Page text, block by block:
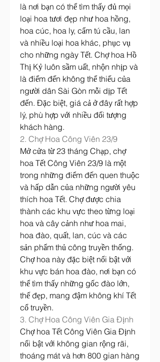
là nơi bạn có thể tìm thấy đủ mọi
loại hoa tươi đẹp như hoa hồng,
hoa cúc, hoa ly, cẩm tú cầu, lan
và nhiều loại hoa khác, phục vụ
cho những ngày Tết. Chợ hoa Hồ
Thị Kỷ luôn sầm uất, nhộn nhịp và
là điểm đến không thể thiếu của
người dân Sài Gòn mỗi dịp Tết
đến. Đặc biệt, giá cả ở đây rất hợp
lý, phù hợp với nhiều đối tượng
khách hàng.
2. Chợ Hoa Công Viên 23/9
Mở cửa từ 23 tháng Chạp, chợ
hoa Tết Công Viên 23/9 là một
trong những điểm đến quen thuộc
và hấp dẫn của những người yêu
thích hoa Tết. Chợ được chia
thành các khu vực theo từng loại
hoa và cây cảnh như hoa mai,
hoa đào, quất, lan, cúc và các
sản phẩm thủ công truyền thống.
Chợ hoa này đặc biệt nổi bật với
khu vực bán hoa đào, nơi bạn có
thể tìm thấy những gốc đào lớn,
thế đẹp, mang đậm không khí Tết
cổ truyền.
3. Chợ Hoa Công Viên Gia Định
Chợ hoa Tết Công Viên Gia Định
nổi bật với không gian rộng rãi,
thoáng mát và hơn 800 gian hàng